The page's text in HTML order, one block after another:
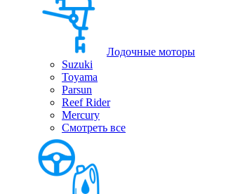
Лодочные моторы
Suzuki
Toyama
Parsun
Reef Rider
Mercury
Смотреть все